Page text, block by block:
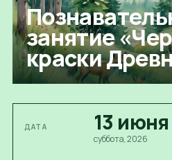
занятие
краски
ДАТА 13 июня
суббота, 2026